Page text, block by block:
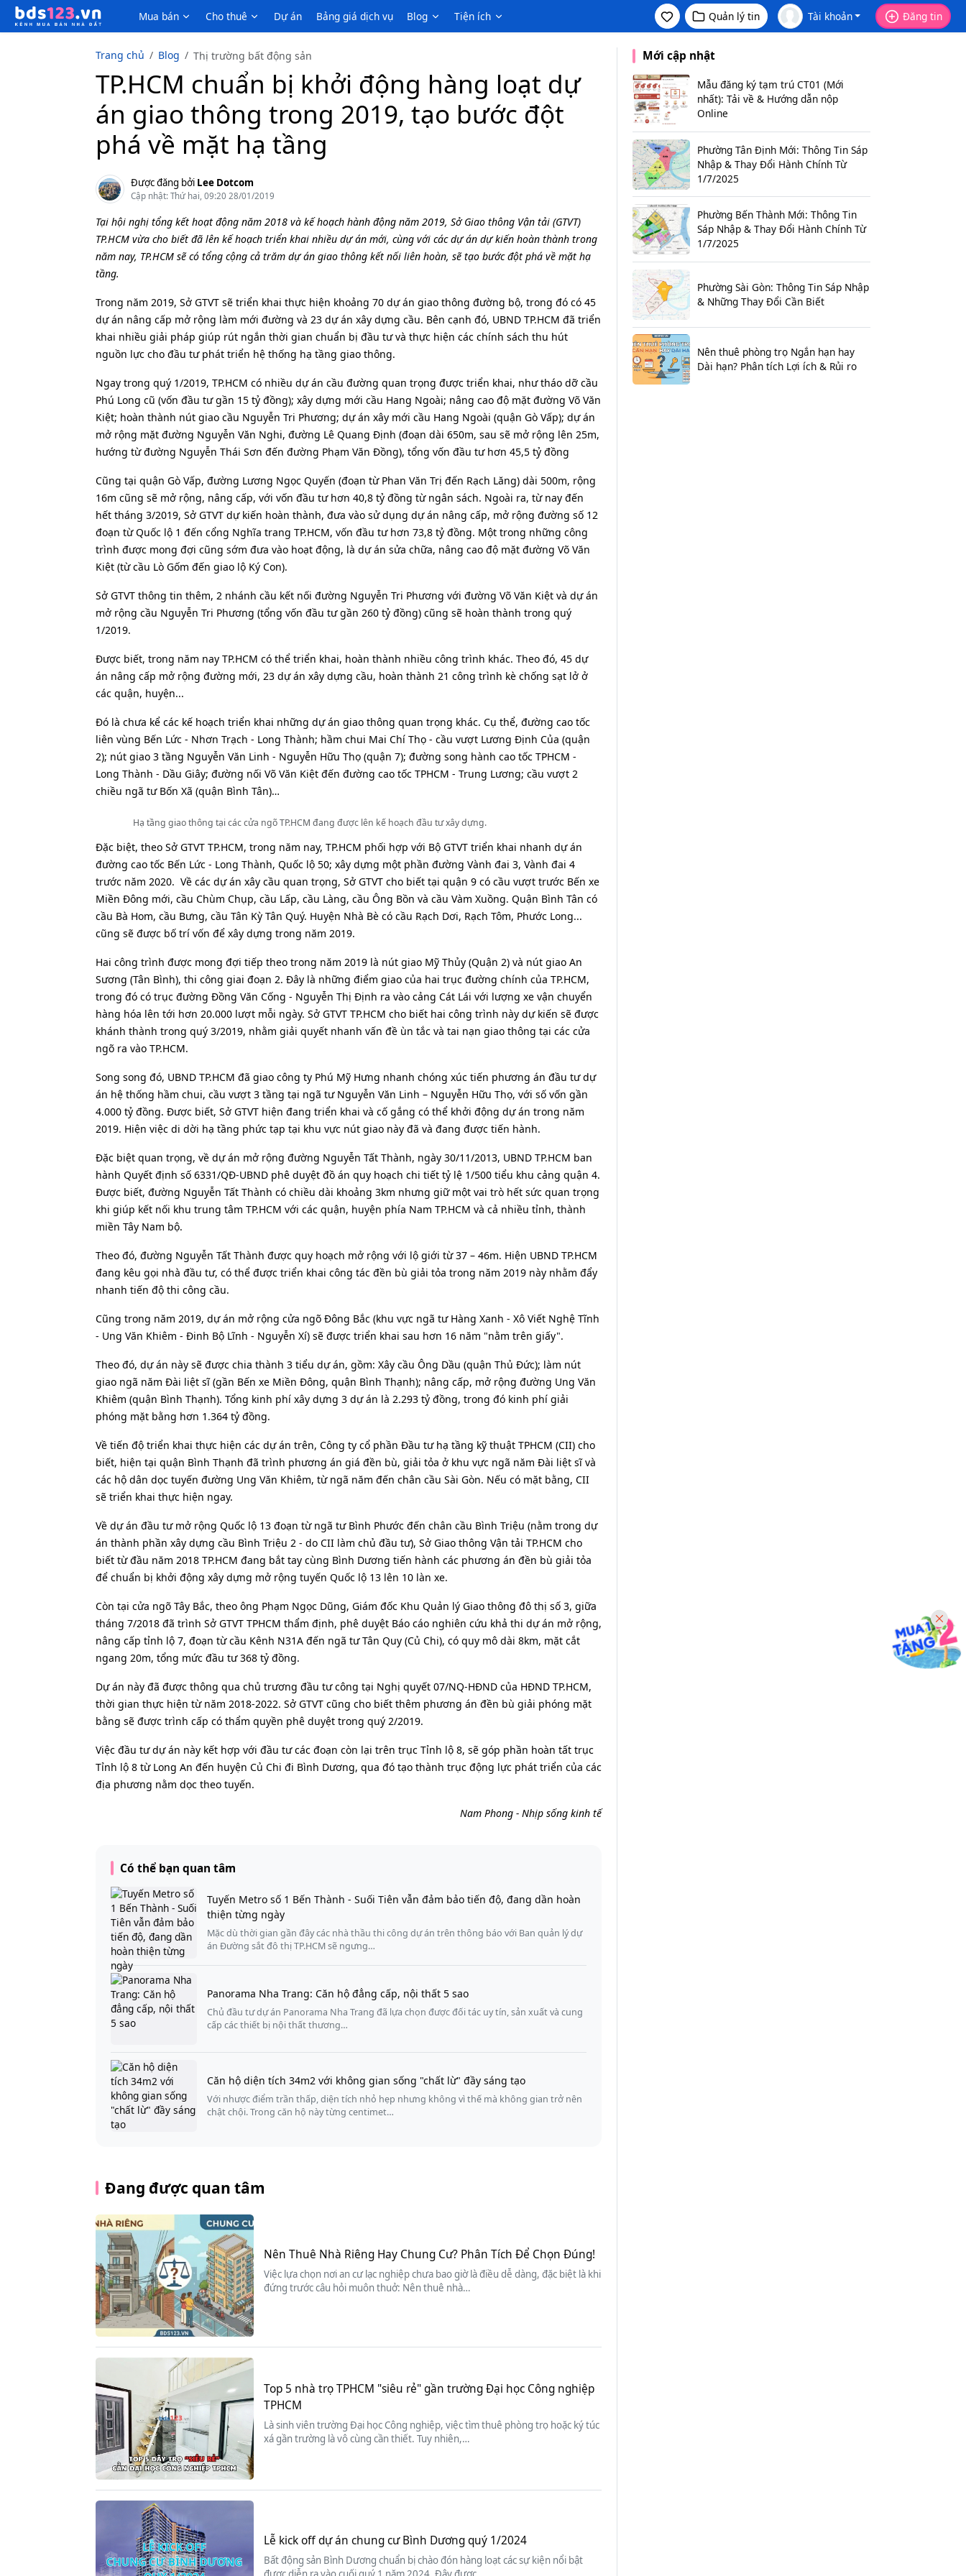
Mua bán Cho thuê Dự án Bảng giá dịch vụ Blog Tiện ích Quản lý tin Tài khoản Đăng tin
Trang chủ Blog Thị trường bất động sản
TP.HCM chuẩn bị khởi động hàng loạt dự
án giao thông trong 2019, tạo bước đột
phá về mặt hạ tầng
Được đăng bởi Lee Dotcom
Cập nhật: Thứ hai, 09:20 28/01/2019
Tại hội nghị tổng kết hoạt động năm 2018 và kế hoạch hành động năm 2019, Sở Giao thông Vận tải (GTVT)
TP.HCM vừa cho biết đã lên kế hoạch triển khai nhiều dự án mới, cùng với các dự án dự kiến hoàn thành trong
năm nay, TP.HCM sẽ có tổng cộng cả trăm dự án giao thông kết nối liên hoàn, sẽ tạo bước đột phá về mặt hạ
tầng.
Trong năm 2019, Sở GTVT sẽ triển khai thực hiện khoảng 70 dự án giao thông đường bộ, trong đó có 45
dự án nâng cấp mở rộng làm mới đường và 23 dự án xây dựng cầu. Bên cạnh đó, UBND TP.HCM đã triển
khai nhiều giải pháp giúp rút ngắn thời gian chuẩn bị đầu tư và thực hiện các chính sách thu hút
nguồn lực cho đầu tư phát triển hệ thống hạ tầng giao thông.
Ngay trong quý 1/2019, TP.HCM có nhiều dự án cầu đường quan trọng được triển khai, như tháo dỡ cầu
Phú Long cũ (vốn đầu tư gần 15 tỷ đồng); xây dựng mới cầu Hang Ngoài; nâng cao độ mặt đường Võ Văn
Kiệt; hoàn thành nút giao cầu Nguyễn Tri Phương; dự án xây mới cầu Hang Ngoài (quận Gò Vấp); dự án
mở rộng mặt đường Nguyễn Văn Nghi, đường Lê Quang Định (đoạn dài 650m, sau sẽ mở rộng lên 25m,
hướng từ đường Nguyễn Thái Sơn đến đường Phạm Văn Đồng), tổng vốn đầu tư hơn 45,5 tỷ đồng
Cũng tại quận Gò Vấp, đường Lương Ngọc Quyến (đoạn từ Phan Văn Trị đến Rạch Lăng) dài 500m, rộng
16m cũng sẽ mở rộng, nâng cấp, với vốn đầu tư hơn 40,8 tỷ đồng từ ngân sách. Ngoài ra, từ nay đến
hết tháng 3/2019, Sở GTVT dự kiến hoàn thành, đưa vào sử dụng dự án nâng cấp, mở rộng đường số 12
đoạn từ Quốc lộ 1 đến cổng Nghĩa trang TP.HCM, vốn đầu tư hơn 73,8 tỷ đồng. Một trong những công
trình được mong đợi cũng sớm đưa vào hoạt động, là dự án sửa chữa, nâng cao độ mặt đường Võ Văn
Kiệt (từ cầu Lò Gốm đến giao lộ Ký Con).
Sở GTVT thông tin thêm, 2 nhánh cầu kết nối đường Nguyễn Tri Phương với đường Võ Văn Kiệt và dự án
mở rộng cầu Nguyễn Tri Phương (tổng vốn đầu tư gần 260 tỷ đồng) cũng sẽ hoàn thành trong quý
1/2019.
Được biết, trong năm nay TP.HCM có thể triển khai, hoàn thành nhiều công trình khác. Theo đó, 45 dự
án nâng cấp mở rộng đường mới, 23 dự án xây dựng cầu, hoàn thành 21 công trình kè chống sạt lở ở
các quận, huyện...
Đó là chưa kể các kế hoạch triển khai những dự án giao thông quan trọng khác. Cụ thể, đường cao tốc
liên vùng Bến Lức - Nhơn Trạch - Long Thành; hầm chui Mai Chí Thọ - cầu vượt Lương Định Của (quận
2); nút giao 3 tầng Nguyễn Văn Linh - Nguyễn Hữu Thọ (quận 7); đường song hành cao tốc TPHCM -
Long Thành - Dầu Giây; đường nối Võ Văn Kiệt đến đường cao tốc TPHCM - Trung Lương; cầu vượt 2
chiều ngã tư Bốn Xã (quận Bình Tân)…
Hạ tầng giao thông tại các cửa ngõ TP.HCM đang được lên kế hoạch đầu tư xây dựng.
Đặc biệt, theo Sở GTVT TP.HCM, trong năm nay, TP.HCM phối hợp với Bộ GTVT triển khai nhanh dự án
đường cao tốc Bến Lức - Long Thành, Quốc lộ 50; xây dựng một phần đường Vành đai 3, Vành đai 4
trước năm 2020. Về các dự án xây cầu quan trọng, Sở GTVT cho biết tại quận 9 có cầu vượt trước Bến xe
Miền Đông mới, cầu Chùm Chụp, cầu Lấp, cầu Làng, cầu Ông Bồn và cầu Vàm Xuồng. Quận Bình Tân có
cầu Bà Hom, cầu Bưng, cầu Tân Kỳ Tân Quý. Huyện Nhà Bè có cầu Rạch Dơi, Rạch Tôm, Phước Long...
cũng sẽ được bố trí vốn để xây dựng trong năm 2019.
Hai công trình được mong đợi tiếp theo trong năm 2019 là nút giao Mỹ Thủy (Quận 2) và nút giao An
Sương (Tân Bình), thi công giai đoạn 2. Đây là những điểm giao của hai trục đường chính của TP.HCM,
trong đó có trục đường Đồng Văn Cống - Nguyễn Thị Định ra vào cảng Cát Lái với lượng xe vận chuyển
hàng hóa lên tới hơn 20.000 lượt mỗi ngày. Sở GTVT TP.HCM cho biết hai công trình này dự kiến sẽ được
khánh thành trong quý 3/2019, nhằm giải quyết nhanh vấn đề ùn tắc và tai nạn giao thông tại các cửa
ngõ ra vào TP.HCM.
Song song đó, UBND TP.HCM đã giao công ty Phú Mỹ Hưng nhanh chóng xúc tiến phương án đầu tư dự
án hệ thống hầm chui, cầu vượt 3 tầng tại ngã tư Nguyễn Văn Linh – Nguyễn Hữu Thọ, với số vốn gần
4.000 tỷ đồng. Được biết, Sở GTVT hiện đang triển khai và cố gắng có thể khởi động dự án trong năm
2019. Hiện việc di dời hạ tầng phức tạp tại khu vực nút giao này đã và đang được tiến hành.
Đặc biệt quan trọng, về dự án mở rộng đường Nguyễn Tất Thành, ngày 30/11/2013, UBND TP.HCM ban
hành Quyết định số 6331/QĐ-UBND phê duyệt đồ án quy hoạch chi tiết tỷ lệ 1/500 tiểu khu cảng quận 4.
Được biết, đường Nguyễn Tất Thành có chiều dài khoảng 3km nhưng giữ một vai trò hết sức quan trọng
khi giúp kết nối khu trung tâm TP.HCM với các quận, huyện phía Nam TP.HCM và cả nhiều tỉnh, thành
miền Tây Nam bộ.
Theo đó, đường Nguyễn Tất Thành được quy hoạch mở rộng với lộ giới từ 37 – 46m. Hiện UBND TP.HCM
đang kêu gọi nhà đầu tư, có thể được triển khai công tác đền bù giải tỏa trong năm 2019 này nhằm đẩy
nhanh tiến độ thi công cầu.
Cũng trong năm 2019, dự án mở rộng cửa ngõ Đông Bắc (khu vực ngã tư Hàng Xanh - Xô Viết Nghệ Tĩnh
- Ung Văn Khiêm - Đinh Bộ Lĩnh - Nguyễn Xí) sẽ được triển khai sau hơn 16 năm "nằm trên giấy".
Theo đó, dự án này sẽ được chia thành 3 tiểu dự án, gồm: Xây cầu Ông Dầu (quận Thủ Đức); làm nút
giao ngã năm Đài liệt sĩ (gần Bến xe Miền Đông, quận Bình Thạnh); nâng cấp, mở rộng đường Ung Văn
Khiêm (quận Bình Thạnh). Tổng kinh phí xây dựng 3 dự án là 2.293 tỷ đồng, trong đó kinh phí giải
phóng mặt bằng hơn 1.364 tỷ đồng.
Về tiến độ triển khai thực hiện các dự án trên, Công ty cổ phần Đầu tư hạ tầng kỹ thuật TPHCM (CII) cho
biết, hiện tại quận Bình Thạnh đã trình phương án giá đền bù, giải tỏa ở khu vực ngã năm Đài liệt sĩ và
các hộ dân dọc tuyến đường Ung Văn Khiêm, từ ngã năm đến chân cầu Sài Gòn. Nếu có mặt bằng, CII
sẽ triển khai thực hiện ngay.
Về dự án đầu tư mở rộng Quốc lộ 13 đoạn từ ngã tư Bình Phước đến chân cầu Bình Triệu (nằm trong dự
án thành phần xây dựng cầu Bình Triệu 2 - do CII làm chủ đầu tư), Sở Giao thông Vận tải TP.HCM cho
biết từ đầu năm 2018 TP.HCM đang bắt tay cùng Bình Dương tiến hành các phương án đền bù giải tỏa
để chuẩn bị khởi động xây dựng mở rộng tuyến Quốc lộ 13 lên 10 làn xe.
Còn tại cửa ngõ Tây Bắc, theo ông Phạm Ngọc Dũng, Giám đốc Khu Quản lý Giao thông đô thị số 3, giữa
tháng 7/2018 đã trình Sở GTVT TPHCM thẩm định, phê duyệt Báo cáo nghiên cứu khả thi dự án mở rộng,
nâng cấp tỉnh lộ 7, đoạn từ cầu Kênh N31A đến ngã tư Tân Quy (Củ Chi), có quy mô dài 8km, mặt cắt
ngang 20m, tổng mức đầu tư 368 tỷ đồng.
Dự án này đã được thông qua chủ trương đầu tư công tại Nghị quyết 07/NQ-HĐND của HĐND TP.HCM,
thời gian thực hiện từ năm 2018-2022. Sở GTVT cũng cho biết thêm phương án đền bù giải phóng mặt
bằng sẽ được trình cấp có thẩm quyền phê duyệt trong quý 2/2019.
Việc đầu tư dự án này kết hợp với đầu tư các đoạn còn lại trên trục Tỉnh lộ 8, sẽ góp phần hoàn tất trục
Tỉnh lộ 8 từ Long An đến huyện Củ Chi đi Bình Dương, qua đó tạo thành trục động lực phát triển của các
địa phương nằm dọc theo tuyến.
Nam Phong - Nhịp sống kinh tế
Có thể bạn quan tâm
Tuyến Metro số 1 Bến Thành - Suối Tiên vẫn đảm bảo tiến độ, đang dần hoàn
thiện từng ngày
Mặc dù thời gian gần đây các nhà thầu thi công dự án trên thông báo với Ban quản lý dự
án Đường sắt đô thị TP.HCM sẽ ngưng…
Panorama Nha Trang: Căn hộ đẳng cấp, nội thất 5 sao
Chủ đầu tư dự án Panorama Nha Trang đã lựa chọn được đối tác uy tín, sản xuất và cung
cấp các thiết bị nội thất thương…
Căn hộ diện tích 34m2 với không gian sống "chất lừ" đầy sáng tạo
Với nhược điểm trần thấp, diện tích nhỏ hẹp nhưng không vì thế mà không gian trở nên
chật chội. Trong căn hộ này từng centimet…
Đang được quan tâm
Nên Thuê Nhà Riêng Hay Chung Cư? Phân Tích Để Chọn Đúng!
Việc lựa chọn nơi an cư lạc nghiệp chưa bao giờ là điều dễ dàng, đặc biệt là khi
đứng trước câu hỏi muôn thuở: Nên thuê nhà…
Top 5 nhà trọ TPHCM "siêu rẻ" gần trường Đại học Công nghiệp
TPHCM
Là sinh viên trường Đại học Công nghiệp, việc tìm thuê phòng trọ hoặc ký túc
xá gần trường là vô cùng cần thiết. Tuy nhiên,…
Lễ kick off dự án chung cư Bình Dương quý 1/2024
Bất động sản Bình Dương chuẩn bị chào đón hàng loạt các sự kiện nổi bật
Mới cập nhật
Mẫu đăng ký tạm trú CT01 (Mới
nhất): Tải về & Hướng dẫn nộp
Online
Phường Tân Định Mới: Thông Tin Sáp
Nhập & Thay Đổi Hành Chính Từ
1/7/2025
Phường Bến Thành Mới: Thông Tin
Sáp Nhập & Thay Đổi Hành Chính Từ
1/7/2025
Phường Sài Gòn: Thông Tin Sáp Nhập
& Những Thay Đổi Cần Biết
Nên thuê phòng trọ Ngắn hạn hay
Dài hạn? Phân tích Lợi ích & Rủi ro